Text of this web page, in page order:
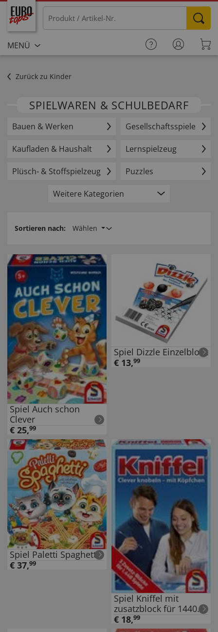
MENÜ
Zurück zu Kinder
SPIELWAREN & SCHULBEDARF
Bauen & Werken Gesellschaftsspiele
Kaufladen & Haushalt Lernspielzeug
Plüsch- & Stoffspielzeug Puzzles
Weitere Kategorien
Sortieren nach: Wählen
Spiel Auch schon
Clever
€ 25,99
Spiel Dizzle Einzelblock
€ 13,99
Spiel Paletti Spaghetti
€ 37,99
Spiel Kniffel mit
zusatzblock für 1440
Spiele
€ 18,99